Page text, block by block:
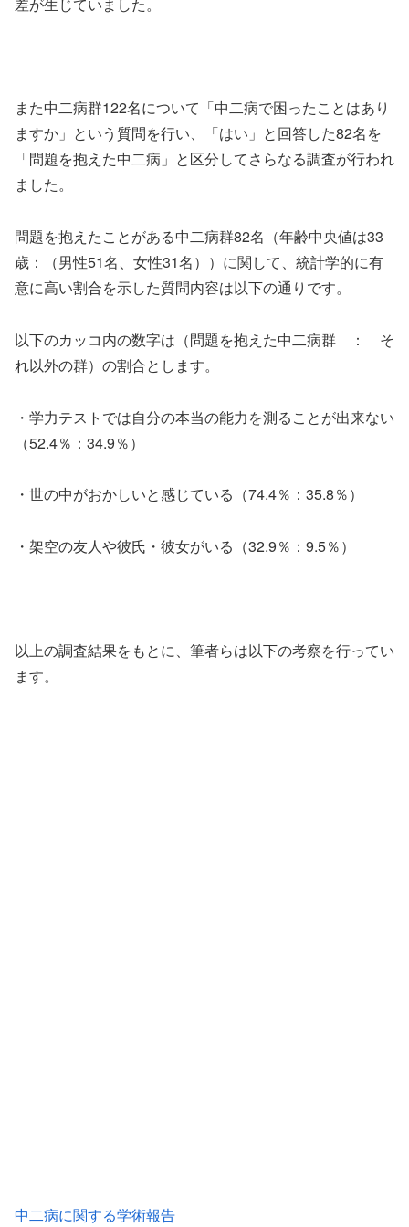
また中二病群122名について「中二病で困ったことはあり
ますか」という質問を行い、「はい」と回答した82名を
「問題を抱えた中二病」と区分してさらなる調査が行われ
ました。
問題を抱えたことがある中二病群82名（年齢中央値は33
歳：（男性51名、女性31名））に関して、統計学的に有
意に高い割合を示した質問内容は以下の通りです。
以下のカッコ内の数字は（問題を抱えた中二病群 ： そ
れ以外の群）の割合とします。
・学力テストでは自分の本当の能力を測ることが出来ない
（52.4％：34.9％）
・世の中がおかしいと感じている（74.4％：35.8％）
・架空の友人や彼氏・彼女がいる（32.9％：9.5％）
以上の調査結果をもとに、筆者らは以下の考察を行ってい
ます。
中二病に関する学術報告